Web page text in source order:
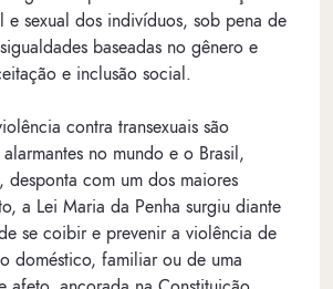
e sexual dos indivíduos, sob pena de
baseadas no gênero e
e inclusão social.
contra transexuais são
no mundo e o Brasil,
desponta com um dos maiores
a Lei Maria da Penha surgiu diante
se coibir e prevenir a violência de
doméstico, familiar ou de uma